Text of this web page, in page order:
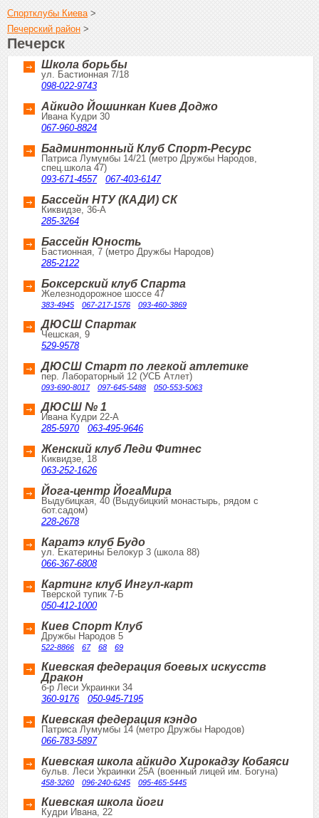
Спортклубы Киева>
Печерский район >
Печерск
Школа борьбы
ул. Бастионная 7/18
098-022-9743
Айкидо Йошинкан Киев Доджо
Ивана Кудри 30
067-960-8824
Бадминтонный Клуб Спорт-Ресурс
Патриса Лумумбы 14/21 (метро Дружбы Народов,
спец.школа 47)
093-671-4557
067-403-6147
Бассейн НТУ (КАДИ) СК
Киквидзе, 36-А
285-3264
Бассейн Юность
Бастионная, 7 (метро Дружбы Народов)
285-2122
Боксерский клуб Спарта
Железнодорожное шоссе 47
383-4945 067-217-1576 093-460-3869
ДЮСШ Спартак
Чешская, 9
529-9578
ДЮСШ Старт по легкой атлетике
пер. Лабораторный 12 (УСБ Атлет)
093-690-8017 097-645-5488 050-553-5063
ДЮСШ № 1
Ивана Кудри 22-А
285-5970
063-495-9646
Женский клуб Леди Фитнес
Киквидзе, 18
063-252-1626
Йога-центр ЙогаМира
Выдубицкая, 40 (Выдубицкий монастырь, рядом с
бот.садом)
228-2678
Каратэ клуб Будо
ул. Екатерины Белокур 3 (школа 88)
066-367-6808
Картинг клуб Ингул-карт
Тверской тупик 7-Б
050-412-1000
Киев Спорт Клуб
Дружбы Народов 5
522-8866 67 68 69
Киевская федерация боевых искусств
Дракон
б-р Леси Украинки 34
360-9176
050-945-7195
Киевская федерация кэндо
Патриса Лумумбы 14 (метро Дружбы Народов)
066-783-5897
Киевская школа айкидо Хирокадзу Кобаяси
бульв. Леси Украинки 25А (военный лицей им. Богуна)
458-3260 096-240-6245 095-465-5445
Киевская школа йоги
Кудри Ивана, 22